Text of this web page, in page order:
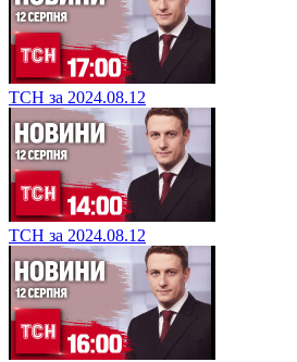
ТСН за 2024.08.12
ТСН за 2024.08.12